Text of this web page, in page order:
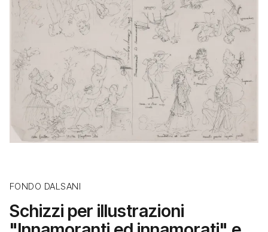
FONDO DALSANI
Schizzi per illustrazioni